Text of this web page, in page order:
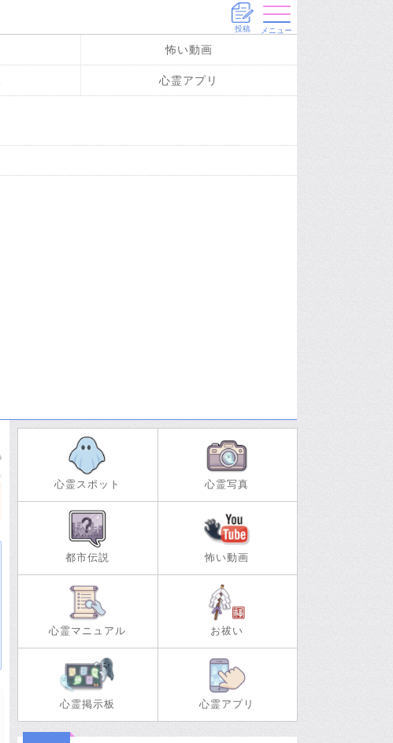
投稿 メニュー
怖い動画
心霊アプリ
心霊スポット 心霊写真
都市伝説 怖い動画
心霊マニュアル お祓い
心霊掲示板 心霊アプリ